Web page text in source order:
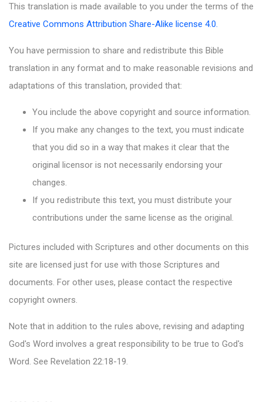
This translation is made available to you under the terms of the
Creative Commons Attribution Share-Alike license 4.0.
You have permission to share and redistribute this Bible
translation in any format and to make reasonable revisions and
adaptations of this translation, provided that:
You include the above copyright and source information.
If you make any changes to the text, you must indicate
that you did so in a way that makes it clear that the
original licensor is not necessarily endorsing your
changes.
If you redistribute this text, you must distribute your
contributions under the same license as the original.
Pictures included with Scriptures and other documents on this
site are licensed just for use with those Scriptures and
documents. For other uses, please contact the respective
copyright owners.
Note that in addition to the rules above, revising and adapting
God's Word involves a great responsibility to be true to God's
Word. See Revelation 22:18-19.